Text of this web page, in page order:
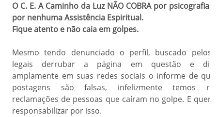
O C. E. A Caminho da Luz NÃO COBRA por psicografias
por nenhuma Assistência Espiritual.
Fique atento e não caia em golpes.
Mesmo tendo denunciado o perfil, buscado pelos
legais derrubar a página em questão e
amplamente em suas redes sociais o informe de que
postagens são falsas, infelizmente temos
reclamações de pessoas que caíram no golpe. E
responsabilizar por isso.